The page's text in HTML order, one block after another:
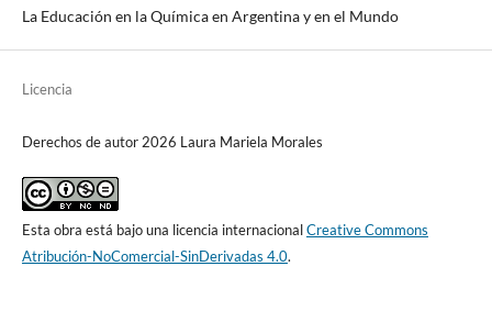
La Educación en la Química en Argentina y en el Mundo
Licencia
Derechos de autor 2026 Laura Mariela Morales
Esta obra está bajo una licencia internacionalCreative Commons
Atribución-NoComercial-SinDerivadas 4.0.